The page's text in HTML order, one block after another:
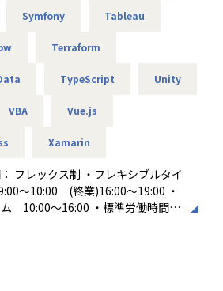
Symfony Tableau
Terraform
TypeScript Unity
VBA Vue.js
Xamarin
フレックス制 ・フレキシブルタイ
～10:00 (終業)16:00～19:00 ・
ム 10:00～16:00 ・標準労働時間
60分